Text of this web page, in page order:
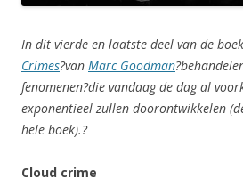
In dit vierde en laatste deel van de
Crimes?van Marc Goodman
fenomenen?die vandaag de dag al
exponentieel zullen doorontwikkelen
hele boek).?
Cloud crime